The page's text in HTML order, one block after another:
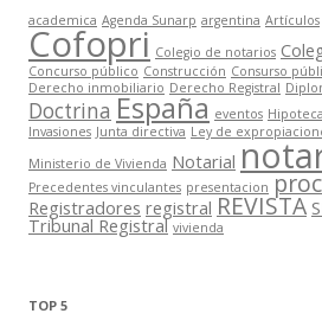
academica Agenda Sunarp argentina Artículos
Cofopri Colegio de notarios
Concurso público Construcción Consurso
Derecho inmobiliario Derecho Registral
Doctrina España eventos Hipoteca
Invasiones Junta directiva Ley de
Ministerio de Vivienda Notarial
Precedentes vinculantes presentacion
Registradores registral REVISTA
Tribunal Registral vivienda
TOP 5